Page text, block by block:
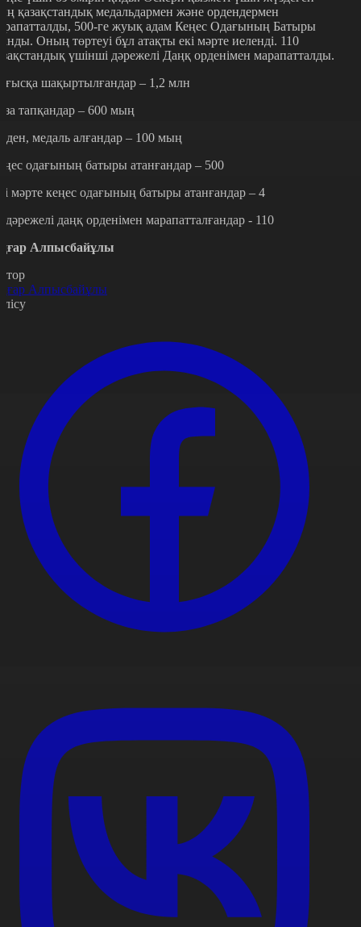
қазақстандық медальдармен және ордендермен
500-ге жуық адам Кеңес Одағының Батыры
Оның төртеуі бұл атақты екі мәрте иеленді. 110
үшінші дәрежелі Даңқ орденімен марапатталды.
шақыртылғандар – 1,2 млн
тапқандар – 600 мың
медаль алғандар – 100 мың
одағының батыры атанғандар – 500
мәрте кеңес одағының батыры атанғандар – 4
дәрежелі даңқ орденімен марапатталғандар - 110
Алпысбайұлы
Алпысбайұлы